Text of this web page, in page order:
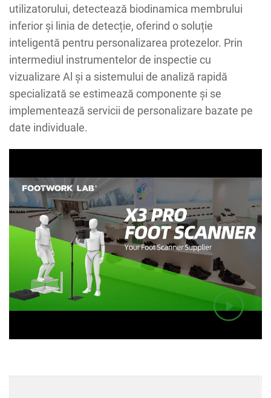
utilizatorului, detectează biodinamica membrului
inferior și linia de detecție, oferind o soluție
inteligentă pentru personalizarea protezelor. Prin
intermediul instrumentelor de inspectie cu
vizualizare Al și a sistemului de analiză rapidă
specializată se estimează componente și se
implementează servicii de personalizare bazate pe
date individuale.